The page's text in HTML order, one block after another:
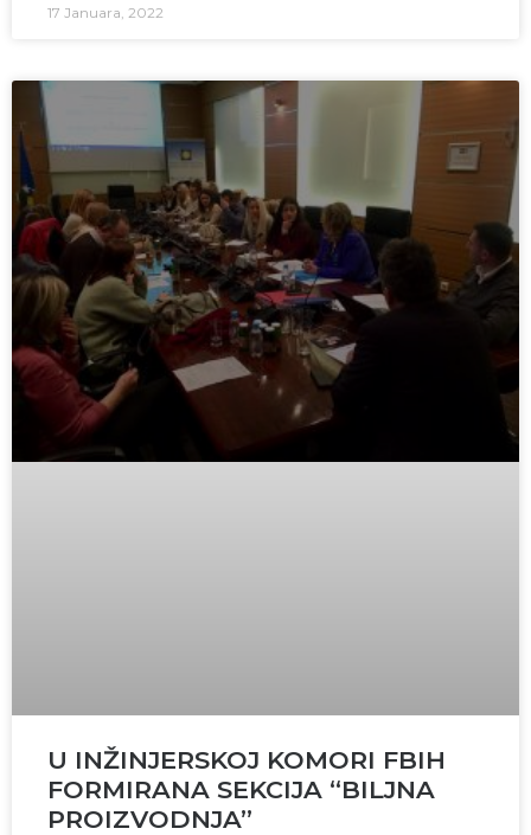
17 Januara, 2022
U INŽINJERSKOJ KOMORI FBIH
FORMIRANA SEKCIJA “BILJNA
PROIZVODNJA”